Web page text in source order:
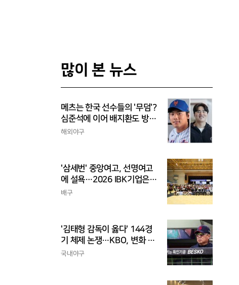
많이 본 뉴스
메츠는 한국 선수들의 '무덤'?
심준석에 이어 배지환도 방
출...심준석은 이미 귀국, 배
해외야구
'삼세번' 중앙여고, 선명여고
에 설욕…2026 IBK기업은행
배 전국중고배구대회 우승
배구
'김태형 감독이 옳다' 144경
기 체제 논쟁…KBO, 변화 고
민해야, 환경에 맞는 경기 수
국내야구